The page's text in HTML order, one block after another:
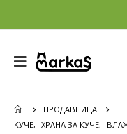
ПРОДАВНИЦА
КУЧЕ, ХРАНА ЗА КУЧЕ,